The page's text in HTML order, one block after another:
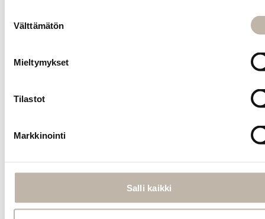
valinta
Välttämätön
Mieltymykset
Tilastot
Markkinointi
Salli kaikki
needed. The raw
donors and is
a ponytail. The